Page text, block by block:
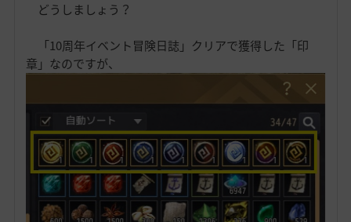
どうしましょう？
「10周年イベント冒険日誌」クリアで獲得した「印
章」なのですが、